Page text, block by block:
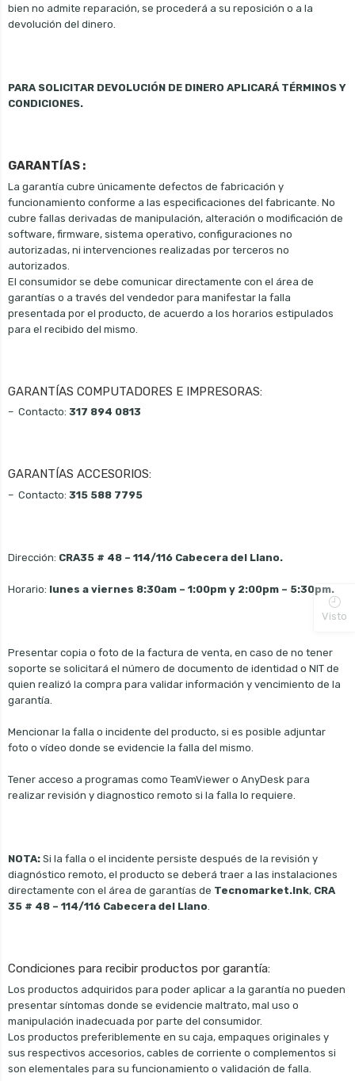
bien no admite reparación, se procederá a su reposición o a la
devolución del dinero.
PARA SOLICITAR DEVOLUCIÓN DE DINERO APLICARÁ TÉRMINOS Y
CONDICIONES.
GARANTÍAS :
La garantía cubre únicamente defectos de fabricación y
funcionamiento conforme a las especificaciones del fabricante. No
cubre fallas derivadas de manipulación, alteración o modificación de
software, firmware, sistema operativo, configuraciones no
autorizadas, ni intervenciones realizadas por terceros no
autorizados.
El consumidor se debe comunicar directamente con el área de
garantías o a través del vendedor para manifestar la falla
presentada por el producto, de acuerdo a los horarios estipulados
para el recibido del mismo.
GARANTÍAS COMPUTADORES E IMPRESORAS:
– Contacto: 317 894 0813
GARANTÍAS ACCESORIOS:
– Contacto: 315 588 7795
Dirección: CRA35 # 48 – 114/116 Cabecera del Llano.
Horario: lunes a viernes 8:30am – 1:00pm y 2:00pm – 5:30pm.
Presentar copia o foto de la factura de venta, en caso de no tener
soporte se solicitará el número de documento de identidad o NIT de
quien realizó la compra para validar información y vencimiento de la
garantía.
Mencionar la falla o incidente del producto, si es posible adjuntar
foto o vídeo donde se evidencie la falla del mismo.
Tener acceso a programas como TeamViewer o AnyDesk para
realizar revisión y diagnostico remoto si la falla lo requiere.
NOTA: Si la falla o el incidente persiste después de la revisión y
diagnóstico remoto, el producto se deberá traer a las instalaciones
directamente con el área de garantías de Tecnomarket.Ink, CRA
35 # 48 – 114/116 Cabecera del Llano.
Condiciones para recibir productos por garantía:
Los productos adquiridos para poder aplicar a la garantía no pueden
presentar síntomas donde se evidencie maltrato, mal uso o
manipulación inadecuada por parte del consumidor.
Los productos preferiblemente en su caja, empaques originales y
sus respectivos accesorios, cables de corriente o complementos si
son elementales para su funcionamiento o validación de falla.
Visto